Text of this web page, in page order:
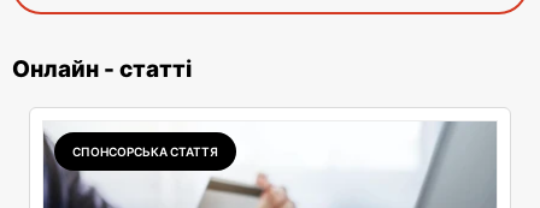
Онлайн - статті
СПОНСОРСЬКА СТАТТЯ